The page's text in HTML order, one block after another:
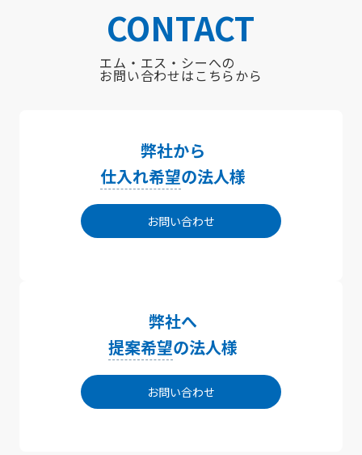
CONTACT
エム・エス・シーへの
お問い合わせはこちらから
弊社から
仕入れ希望の法人様
お問い合わせ
弊社へ
提案希望の法人様
お問い合わせ